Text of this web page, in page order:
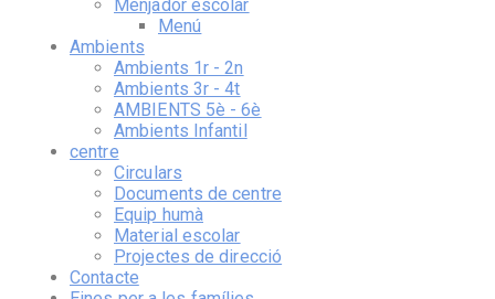
Menjador escolar
Menú
Ambients
Ambients 1r - 2n
Ambients 3r - 4t
AMBIENTS 5è - 6è
Ambients Infantil
centre
Circulars
Documents de centre
Equip humà
Material escolar
Projectes de direcció
Contacte